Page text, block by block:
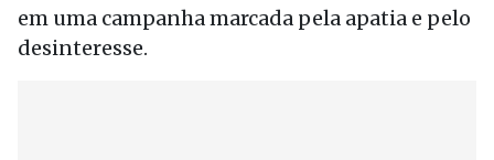
em uma campanha marcada pela apatia e pelo
desinteresse.